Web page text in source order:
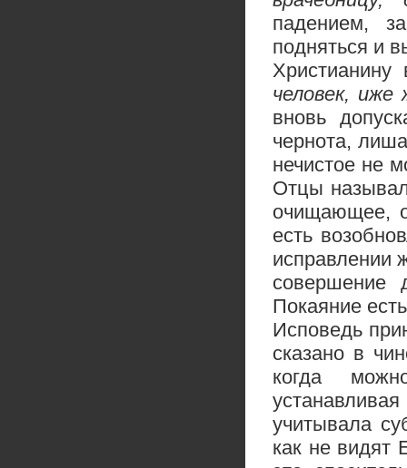
падением,
подняться и
человек,
вновь
чернота,
нечистое не
Отцы
очищающее,
есть
исправлении
совершение
Покаяние
Исповедь
сказано в
когда
учитывала
как не видят